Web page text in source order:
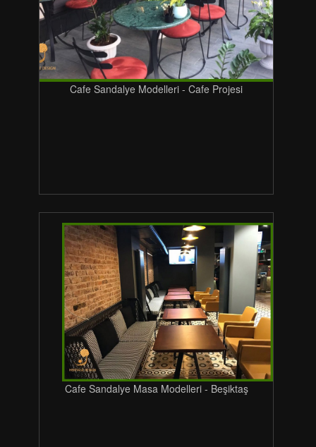
Cafe Sandalye Modelleri - Cafe Projesi
Cafe Sandalye Masa Modelleri - Beşiktaş